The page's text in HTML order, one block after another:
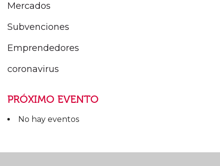
Mercados
Subvenciones
Emprendedores
coronavirus
PRÓXIMO EVENTO
No hay eventos